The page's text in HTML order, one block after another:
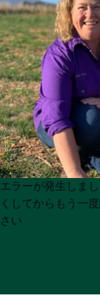
Product
List
Product
List
エラーが発生しま
くしてからもう一
さい